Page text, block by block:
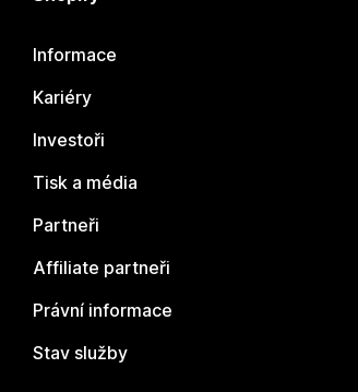
Informace
Kariéry
Investoři
Tisk a média
Partneři
Affiliate partneři
Právní informace
Stav služby